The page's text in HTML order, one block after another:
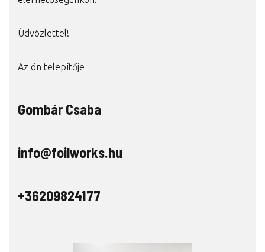
Üdvözlettel!
Az ön telepítője
Gombár Csaba
info@foilworks.hu
+36209824177